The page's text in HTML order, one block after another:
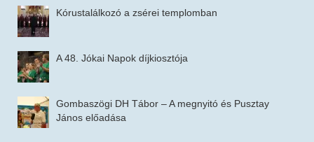
Kórustalálkozó a zsérei templomban
A 48. Jókai Napok díjkiosztója
Gombaszögi DH Tábor – A megnyitó és Pusztay
János előadása